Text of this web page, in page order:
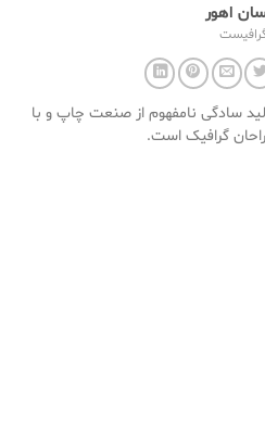
اهور
سادگی نامفهوم از صنعت چاپ و با
گرافیک است.